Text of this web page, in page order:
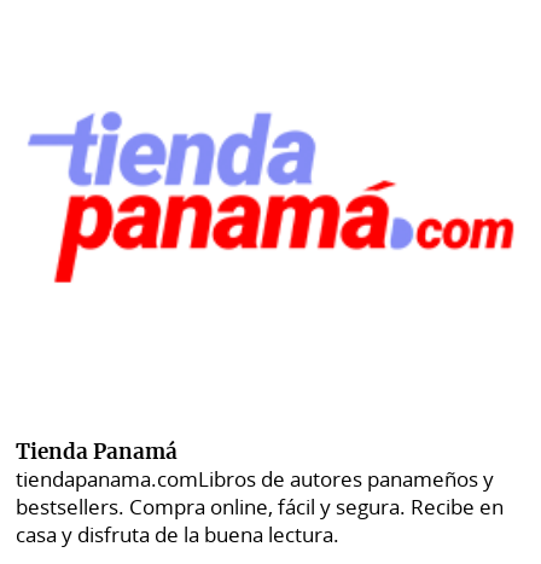
Tienda Panamá
tiendapanama.comLibros de autores panameños y
bestsellers. Compra online, fácil y segura. Recibe en
casa y disfruta de la buena lectura.